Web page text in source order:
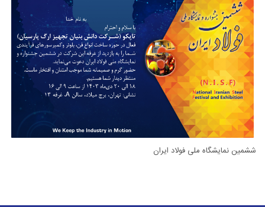
ششمین نمایشگاه ملی فولاد ایران